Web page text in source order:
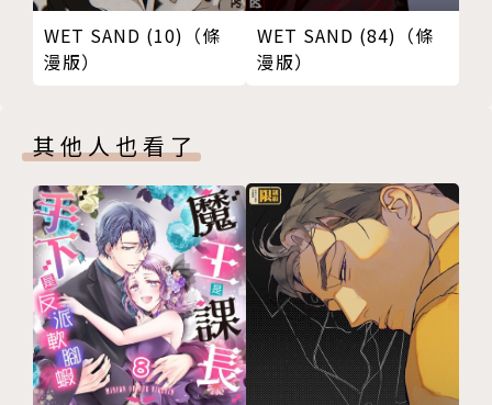
WET SAND (10)（條
漫版）
WET SAND (84)（條
漫版）
其他人也看了